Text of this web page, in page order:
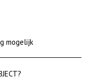
mogelijk